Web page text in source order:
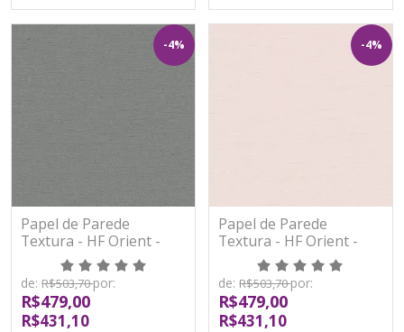
-4%
Papel de Parede
Textura - HF Orient -
121056 - Vinílico - TNT
de: R$503,70por:
R$479,00
R$431,10
-4%
Papel de Parede
Textura - HF Orient -
121057 - Vinílico - TNT
de: R$503,70por:
R$479,00
R$431,10